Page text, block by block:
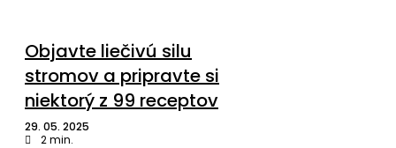
Objavte liečivú silu
stromov a pripravte si
niektorý z 99 receptov
29. 05. 2025
2min.